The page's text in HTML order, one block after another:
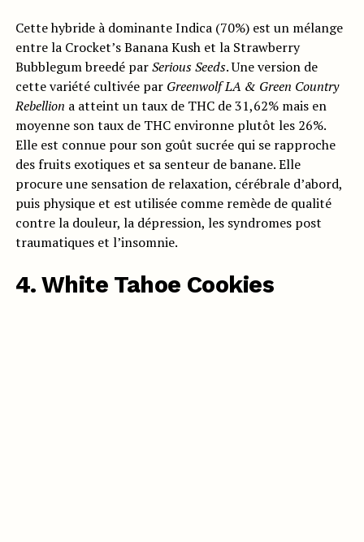
Cette hybride à dominante Indica (70%) est un mélange
entre la Crocket’s Banana Kush et la Strawberry
Bubblegum breedé parSerious Seeds. Une version de
cette variété cultivée par Greenwolf LA & Green Country
Rebellion a atteint un taux de THC de 31,62% mais en
moyenne son taux de THC environne plutôt les 26%.
Elle est connue pour son goût sucrée qui se rapproche
des fruits exotiques et sa senteur de banane. Elle
procure une sensation de relaxation, cérébrale d’abord,
puis physique et est utilisée comme remède de qualité
contre la douleur, la dépression, les syndromes post
traumatiques et l’insomnie.
4. White Tahoe Cookies